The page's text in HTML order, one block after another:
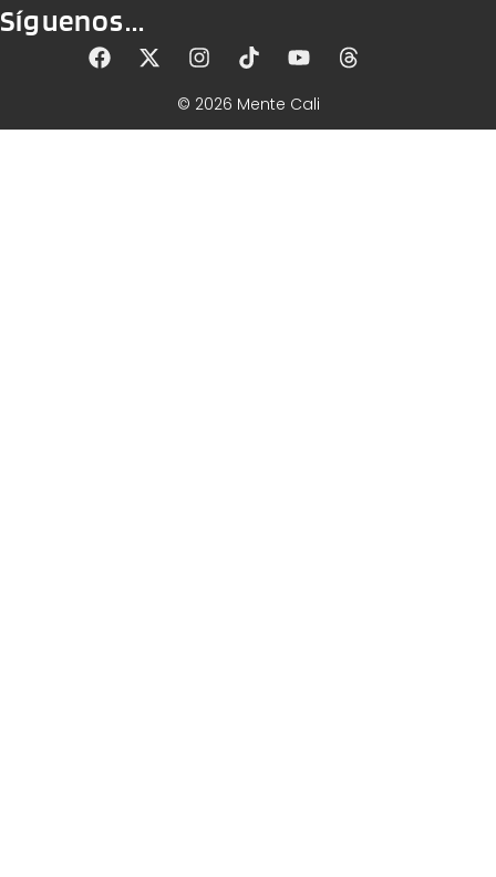
Síguenos...
© 2026 Mente Cali